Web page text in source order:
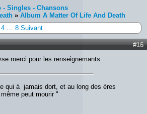
Singles - Chansons
» Album A Matter Of Life And Death
4 … 8 Suivant
#16
merci pour les renseignemants
qui à jamais dort, et au long des ères
peut mourir "